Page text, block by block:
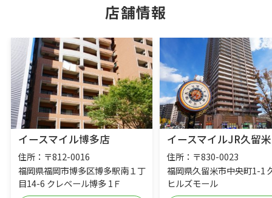
店舗情報
イースマイル博多店
住所：〒812-0016
福岡県福岡市博多区博多駅南１丁
目14-6 クレベール博多 1Ｆ
イースマイルJR久留
住所：〒830-0023
福岡県久留米市中央町1-1
ヒルズモール